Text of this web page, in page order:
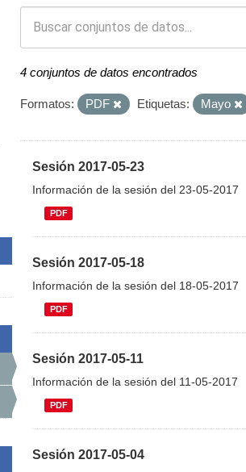
4 conjuntos de datos encontrados
Formatos: PDF Etiquetas: Mayo
Sesión 2017-05-23
Información de la sesión del 23-05-2017
PDF
Sesión 2017-05-18
Información de la sesión del 18-05-2017
PDF
Sesión 2017-05-11
Información de la sesión del 11-05-2017
PDF
Sesión 2017-05-04